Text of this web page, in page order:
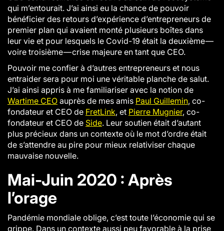
qui m’entourait. J’ai ainsi eu la chance de pouvoir
bénéficier des retours d’expérience d’entrepreneurs de
premier plan qui avaient monté plusieurs boîtes dans
leur vie et pour lesquels le Covid-19 était la deuxième —
voire troisième — crise majeure en tant que CEO.
Pouvoir me confier à d’autres entrepreneurs et nous
entraider sera pour moi une véritable planche de salut.
J’ai ainsi appris à me familiariser avec la notion de
Wartime CEO auprès de mes amis Paul Guillemin, co-
fondateur et CEO de FretLink, et Pierre Mugnier, co-
fondateur et CEO de Side. Leur soutien était d’autant
plus précieux dans un contexte où le mot d’ordre était
de s’attendre au pire pour mieux relativiser chaque
mauvaise nouvelle.
Mai-Juin 2020 : Après
l’orage
Pandémie mondiale oblige, c’est toute l’économie qui se
grippe. Dans un contexte aussi peu favorable à la prise